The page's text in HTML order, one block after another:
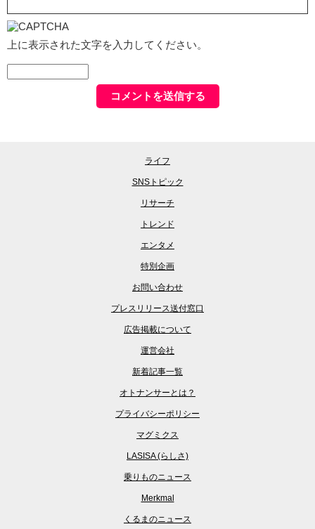
上に表示された文字を入力してください。
ライフ
SNSトピック
リサーチ
トレンド
エンタメ
特別企画
お問い合わせ
プレスリリース送付窓口
広告掲載について
運営会社
新着記事一覧
オトナンサーとは？
プライバシーポリシー
マグミクス
LASISA (らしさ)
乗りものニュース
Merkmal
くるまのニュース